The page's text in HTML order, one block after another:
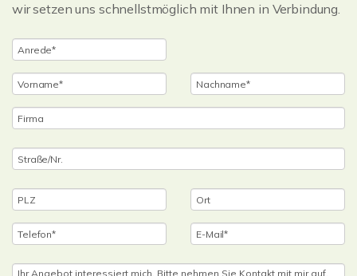
wir setzen uns schnellstmöglich mit Ihnen in Verbindung.